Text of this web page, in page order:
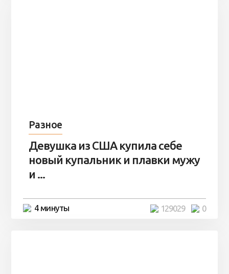
Разное
Девушка из США купила себе
новый купальник и плавки мужу
и ...
4 минуты 0
129029